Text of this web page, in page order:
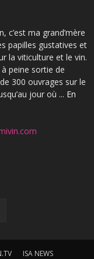
c’est ma grand’mère
papilles gustatives et
la viticulture et le vin.
peine sortie de
300 ouvrages sur le
jour où ... En
ISA NEWS